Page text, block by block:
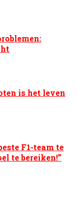
is het leven
F1-team te
te bereiken!”